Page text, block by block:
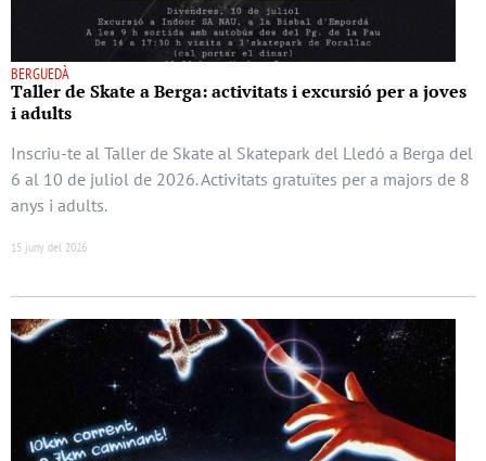
BERGUEDÀ
Taller de Skate a Berga: activitats i excursió per a joves
i adults
Inscriu-te al Taller de Skate al Skatepark del Lledó a Berga del
6 al 10 de juliol de 2026. Activitats gratuïtes per a majors de 8
anys i adults.
15 juny del 2026